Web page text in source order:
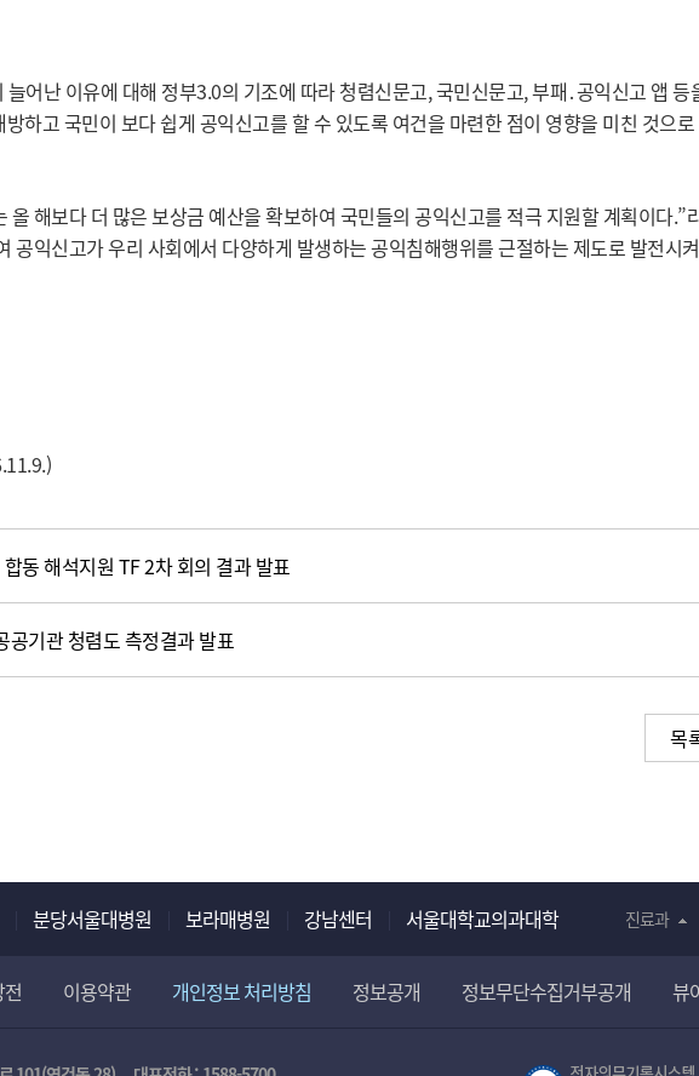
어난 이유에 대해 정부3.0의 기조에 따라 청렴신문고, 국민신문고, 부패․공익신고 앱 등
하고 국민이 보다 쉽게 공익신고를 할 수 있도록 여건을 마련한 점이 영향을 미친 것으로
올 해보다 더 많은 보상금 예산을 확보하여 국민들의 공익신고를 적극 지원할 계획이다.”
공익신고가 우리 사회에서 다양하게 발생하는 공익침해행위를 근절하는 제도로 발전시켜
동 해석지원 TF 2차 회의 결과 발표
공기관 청렴도 측정결과 발표
목
분당서울대병원 보라매병원 강남센터 서울대학교의과대학 진료과
이용약관 개인정보 처리방침 정보공개 정보무단수집거부공개 뷰